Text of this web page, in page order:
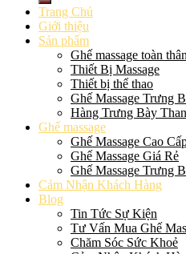
Trang Chủ
Giới thiệu
Sản phẩm
Ghế massage toàn thân
Thiết Bị Massage
Thiết bị thể thao
Ghế Massage Trưng
Hàng Trưng Bày
Ghế massage
Ghế Massage Cao
Ghế Massage Giá Rẻ
Ghế Massage Trưng
Cảm Nhận Khách Hàng
Blog
Tin Tức Sự Kiện
Tư Vấn Mua Ghế
Chăm Sóc Sức Khoẻ